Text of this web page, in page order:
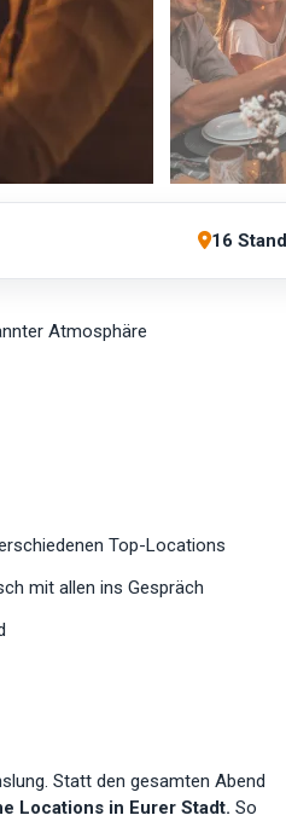
16
Atmosphäre
Top-Locations
mit allen ins Gespräch
Statt den gesamten Abend
Locations in Eurer Stadt. So